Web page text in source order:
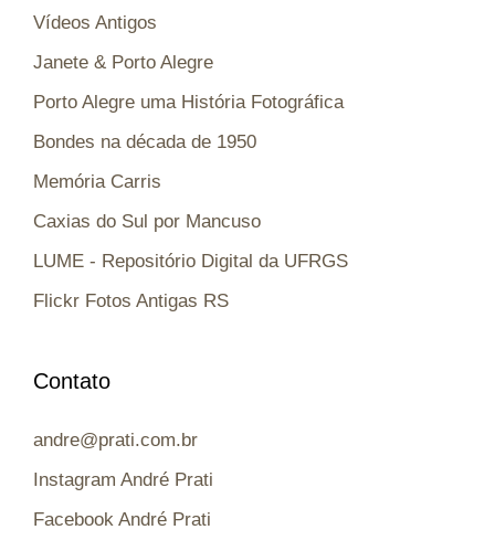
Vídeos Antigos
Janete & Porto Alegre
Porto Alegre uma História Fotográfica
Bondes na década de 1950
Memória Carris
Caxias do Sul por Mancuso
LUME - Repositório Digital da UFRGS
Flickr Fotos Antigas RS
Contato
andre@prati.com.br
Instagram André Prati
Facebook André Prati